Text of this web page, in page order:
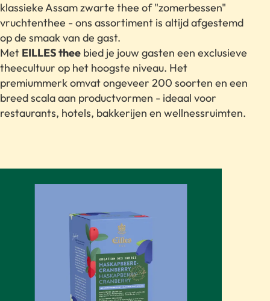
klassieke Assam zwarte thee of "zomerbessen"
vruchtenthee - ons assortiment is altijd afgestemd
op de smaak van de gast.
Met EILLES thee bied je jouw gasten een exclusieve
theecultuur op het hoogste niveau. Het
premiummerk omvat ongeveer 200 soorten en een
breed scala aan productvormen - ideaal voor
restaurants, hotels, bakkerijen en wellnessruimten.